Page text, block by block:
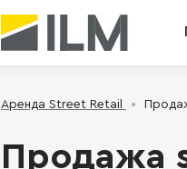
Аренда Street Retail
Продажа